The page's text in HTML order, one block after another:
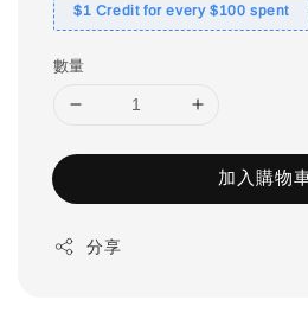
$1 Credit for every $100 spent
數量
加入購物
分享